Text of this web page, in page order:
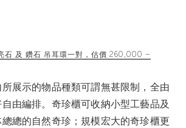
石 及 鑽石 吊耳環一對，估價 260,000 –
展示的物品種類可謂無甚限制，全由
由編排。奇珍櫃可收納小型工藝品及
總的自然奇珍；規模宏大的奇珍櫃更